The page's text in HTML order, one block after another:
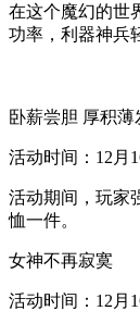
在这个魔幻的世
功率，利器神兵
卧薪尝胆 厚积薄
活动时间：12月
活动期间，玩家
恤一件。
女神不再寂寞
活动时间：12月